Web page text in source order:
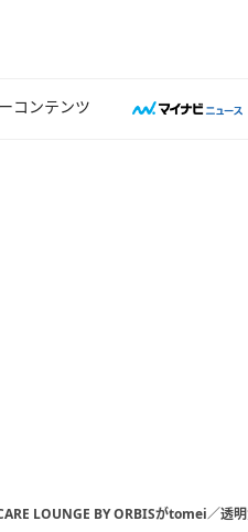
コンテンツ
LOUNGE BY ORBISがtomei／透